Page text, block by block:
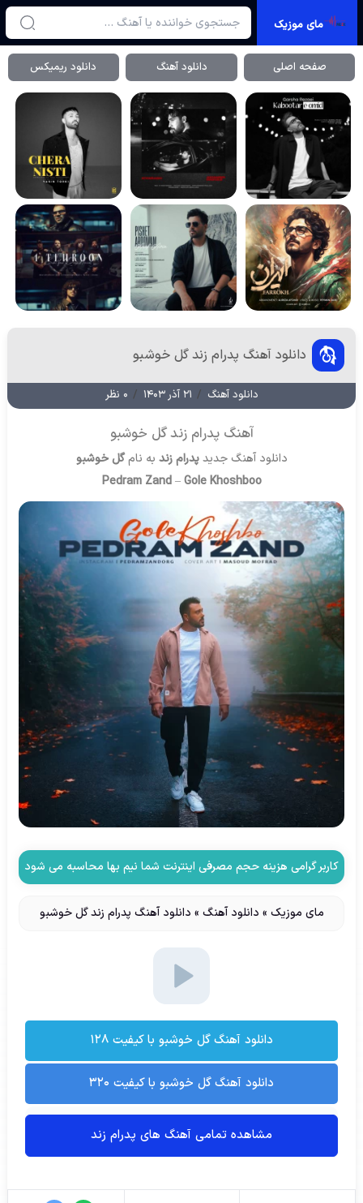
مای موزیک
صفحه اصلی دانلود آهنگ دانلود ریمیکس
دانلود آهنگ پدرام زند گل خوشبو
دانلود آهنگ / ۲۱ آذر ۱۴۰۳ / ۰ نظر
آهنگ پدرام زند گل خوشبو
دانلود آهنگ جدید پدرام زند به نامگل خوشبو
Pedram Zand–Gole Khoshboo
کاربر گرامی هزینه حجم مصرفی اینترنت شما نیم بها محاسبه می شود
مای موزیک » دانلود آهنگ » دانلود آهنگ پدرام زند گل خوشبو
دانلود آهنگ گل خوشبو با کیفیت ۱۲۸
دانلود آهنگ گل خوشبو با کیفیت ۳۲۰
مشاهده تمامی آهنگ های پدرام زند